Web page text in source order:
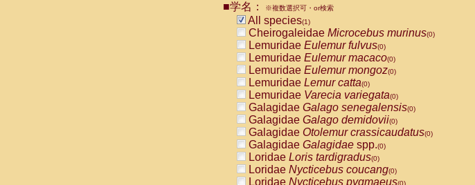
CebidaeCebus nigrivittatus
CebidaeCebus
CebidaeSaimiri boliviensis(0)
CebidaeSaimiri sciureus(0)
AtelidaeAlouatta caraya(0)
AtelidaeAlouatta fusca(0)
AtelidaeAlouatta seniculus
AtelidaeAlouattaspp.(0)
AtelidaeAteles belzebuth(0)
AtelidaeAteles geoffroyi(0)
AtelidaeAteles paniscus(0)
AtelidaeAtelesspp.(0)
Atelidae Lagothrix lagothricha
AtelidaeLagothrix lagothricha cana
PitheciidaeCacajao calvus rubicundus
■学名： ※複数選択可・or検索
All species(1)
Cheirogaleidae Microcebus murinus(0)
Lemuridae Eulemur fulvus(0)
Lemuridae Eulemur macaco(0)
Lemuridae Eulemur mongoz(0)
Lemuridae Lemur catta(0)
Lemuridae Varecia variegata(0)
Galagidae Galago senegalensis(0)
Galagidae Galago demidovii(0)
Galagidae Otolemur crassicaudatus(0)
Galagidae Galagidae spp.(0)
Loridae Loris tardigradus(0)
Loridae Nycticebus coucang(0)
Loridae Nycticebus pygmaeus(0)